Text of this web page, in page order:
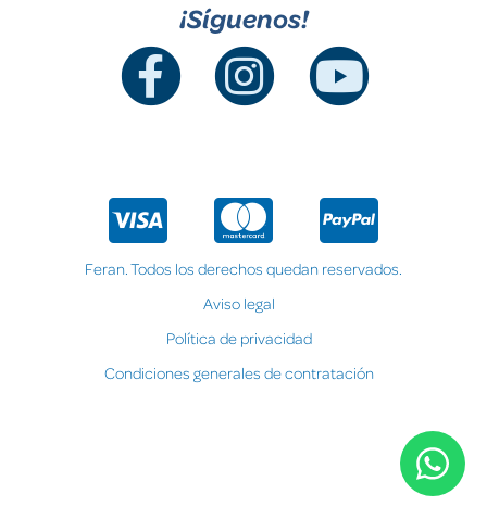
¡Síguenos!
Feran. Todos los derechos quedan reservados.
Aviso legal
Política de privacidad
Condiciones generales de contratación